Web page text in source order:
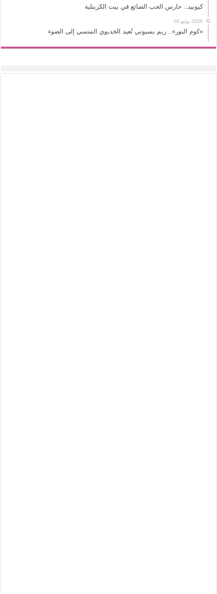
كيوبيد.. حارس الحب الضائع في بيت الكريتلية
2026 يوليو 28
«كوم النور».. ريم بسيوني تُعيد الخديوي المنسي إلى الضوء